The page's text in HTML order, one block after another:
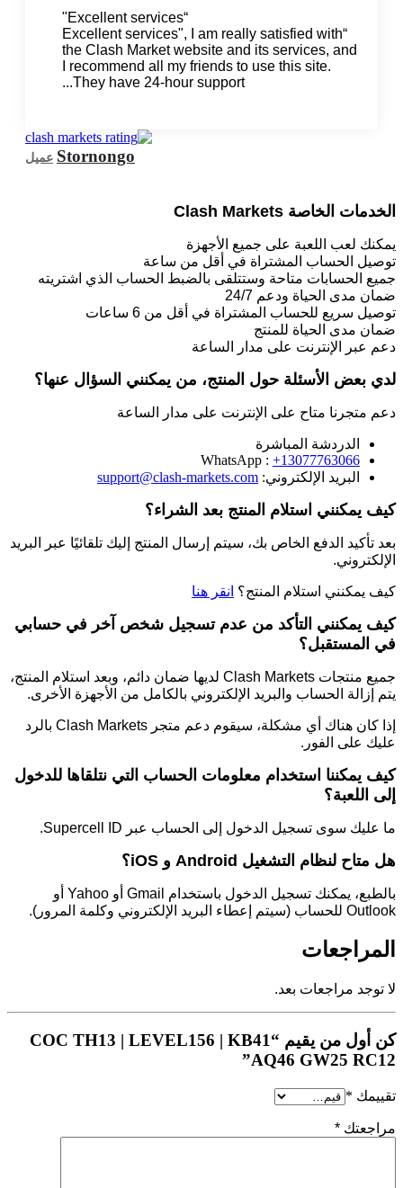
“Excellent services"
“Excellent services", I am really satisfied with
the Clash Market website and its services, and
I recommend all my friends to use this site.
They have 24-hour support...
Stornongo عميل
الخدمات الخاصة Clash Markets
يمكنك لعب اللعبة على جميع الأجهزة
توصيل الحساب المشتراة في أقل من ساعة
جميع الحسابات متاحة وستتلقى بالضبط الحساب الذي اشتريته
ضمان مدى الحياة ودعم 24/7
توصيل سريع للحساب المشتراة في أقل من 6 ساعات
ضمان مدى الحياة للمنتج
دعم عبر الإنترنت على مدار الساعة
لدي بعض الأسئلة حول المنتج، من يمكنني السؤال عنها؟
دعم متجرنا متاح على الإنترنت على مدار الساعة
الدردشة المباشرة
WhatsApp : +13077763066
البريد الإلكتروني: support@clash-markets.com
كيف يمكنني استلام المنتج بعد الشراء؟
بعد تأكيد الدفع الخاص بك، سيتم إرسال المنتج إليك تلقائيًا عبر البريد
الإلكتروني.
كيف يمكنني استلام المنتج؟ انقر هنا
كيف يمكنني التأكد من عدم تسجيل شخص آخر في حسابي
في المستقبل؟
جميع منتجات Clash Markets لديها ضمان دائم، وبعد استلام المنتج،
يتم إزالة الحساب والبريد الإلكتروني بالكامل من الأجهزة الأخرى.
إذا كان هناك أي مشكلة، سيقوم دعم متجر Clash Markets بالرد
عليك على الفور.
كيف يمكننا استخدام معلومات الحساب التي نتلقاها للدخول
إلى اللعبة؟
ما عليك سوى تسجيل الدخول إلى الحساب عبر Supercell ID.
هل متاح لنظام التشغيل Android و iOS؟
بالطبع، يمكنك تسجيل الدخول باستخدام Gmail أو Yahoo أو
Outlook للحساب (سيتم إعطاء البريد الإلكتروني وكلمة المرور).
المراجعات
لا توجد مراجعات بعد.
كن أول من يقيم “COC TH13 | LEVEL156 | KB41
AQ46 GW25 RC12”
تقييمك *
مراجعتك *